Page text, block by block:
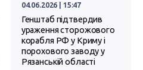
04.06.2026 | 15:47
Генштаб підтвердив
ураження сторожового
корабля РФ у Криму і
порохового заводу у
Рязанській області